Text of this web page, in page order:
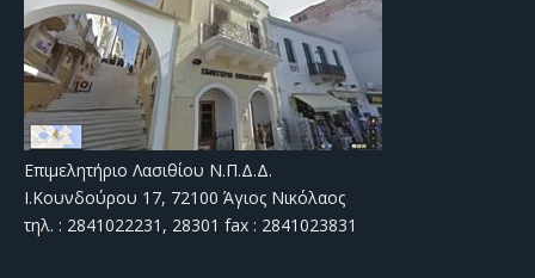
Επιμελητήριο Λασιθίου Ν.Π.Δ.Δ.
Ι.Κουνδούρου 17, 72100 Άγιος Νικόλαος
τηλ. : 2841022231, 28301 fax : 2841023831